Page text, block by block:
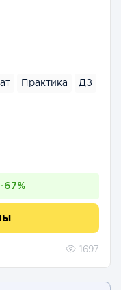
Практика ДЗ
67%
1697